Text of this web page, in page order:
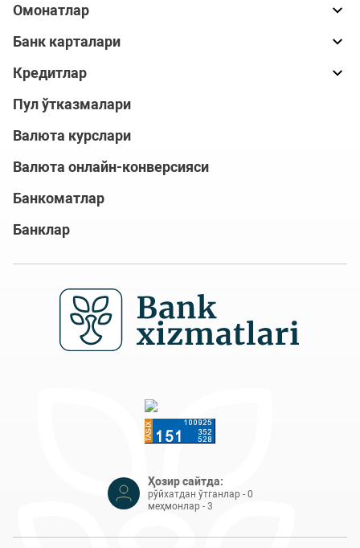
Омонатлар
Банк карталари
Кредитлар
Пул ўтказмалари
Валюта курслари
Валюта онлайн-конверсияси
Банкоматлар
Банклар
Ҳозир сайтда:
рўйхатдан ўтганлар - 0
меҳмонлар - 3